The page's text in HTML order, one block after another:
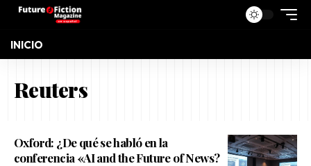
INICIO
Reuters
Oxford: ¿De qué se habló en la
conferencia «AI and the Future of News?